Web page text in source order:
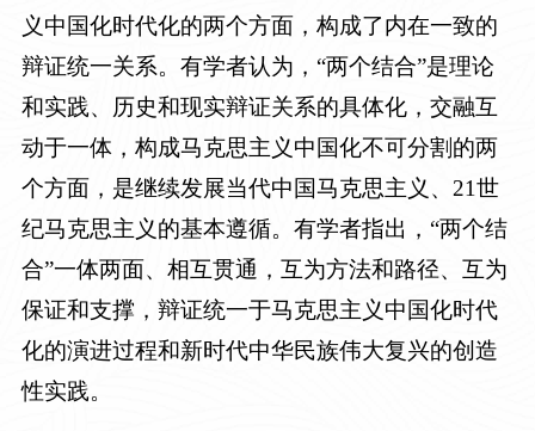
义中国化时代化的两个方面，构成了内在一致的
辩证统一关系。有学者认为，“两个结合”是理论
和实践、历史和现实辩证关系的具体化，交融互
动于一体，构成马克思主义中国化不可分割的两
个方面，是继续发展当代中国马克思主义、 21世
纪马克思主义的基本遵循。有学者指出，“两个结
合”一体两面、相互贯通，互为方法和路径、互为
保证和支撑，辩证统一于马克思主义中国化时代
化的演进过程和新时代中华民族伟大复兴的创造
性实践。